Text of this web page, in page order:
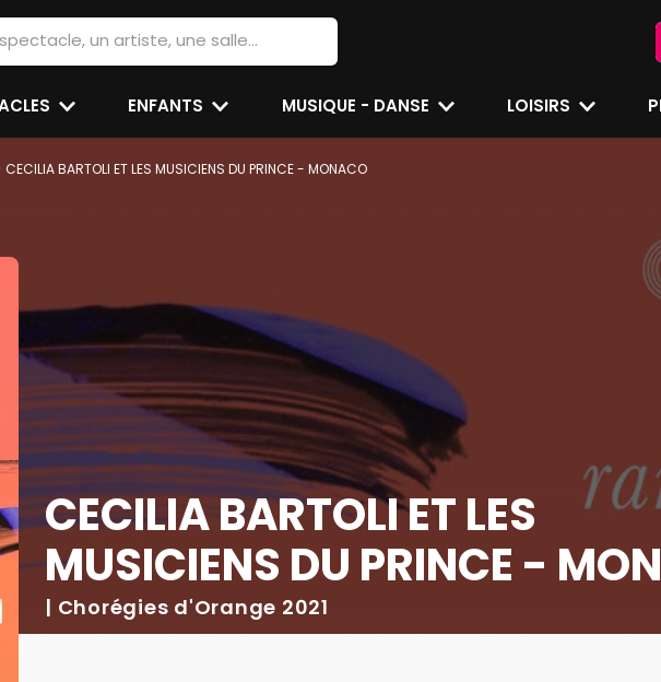
ENFANTS MUSIQUE - DANSE LOISIRS
CECILIA BARTOLI ET LES MUSICIENS DU PRINCE - MONACO
CECILIA BARTOLI ET LES
MUSICIENS DU PRINCE -
| Chorégies d'Orange 2021